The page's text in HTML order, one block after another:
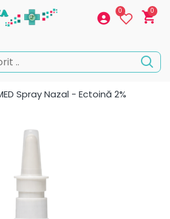
0 0
Spray Nazal - Ectoină 2%